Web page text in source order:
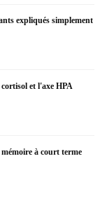
expliqués simplement
et l'axe HPA
à court terme